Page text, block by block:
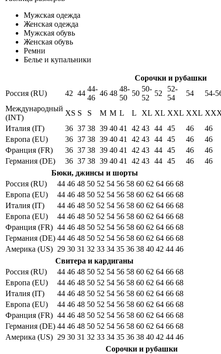
Мужская одежда
Женская одежда
Мужская обувь
Женская обувь
Ремни
Белье и купальники
Сорочки и рубашки
Россия (RU)
42 44
44-
46
46 48
48-
50
50
50-
52
52
52-
54
54
54-
Международный
(INT)
XS S S M M L L XL XL XXL XXL
Италия (IT)
36 37 38 39 40 41 42 43 44 45 46
46
Европа (EU)
36 37 38 39 40 41 42 43 44 45 46
46
Франция (FR)
36 37 38 39 40 41 42 43 44 45 46
46
Германия (DE)
36 37 38 39 40 41 42 43 44 45 46
46
Бюки, джинсы и шорты
Россия (RU)
44 46 48 50 52 54 56 58 60 62 64 66 68
Европа (EU)
44 46 48 50 52 54 56 58 60 62 64 66 68
Италия (IT)
44 46 48 50 52 54 56 58 60 62 64 66 68
Европа (EU)
44 46 48 50 52 54 56 58 60 62 64 66 68
Франция (FR) 44 46 48 50 52 54 56 58 60 62 64 66 68
Германия (DE) 44 46 48 50 52 54 56 58 60 62 64 66 68
Америка (US) 29 30 31 32 33 34 35 36 38 40 42 44 46
Свитера и кардиганы
Россия (RU)
44 46 48 50 52 54 56 58 60 62 64 66 68
Европа (EU)
44 46 48 50 52 54 56 58 60 62 64 66 68
Италия (IT)
44 46 48 50 52 54 56 58 60 62 64 66 68
Европа (EU)
44 46 48 50 52 54 56 58 60 62 64 66 68
Франция (FR) 44 46 48 50 52 54 56 58 60 62 64 66 68
Германия (DE) 44 46 48 50 52 54 56 58 60 62 64 66 68
Америка (US) 29 30 31 32 33 34 35 36 38 40 42 44 46
Сорочки и рубашки